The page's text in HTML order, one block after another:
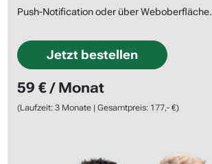
Push-Notification oder über Weboberfläche.
Jetzt bestellen
59 € / Monat
(Laufzeit: 3 Monate | Gesamtpreis: 177,- €)